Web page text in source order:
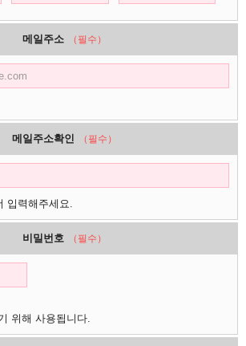
메일주소 （필수）
메일주소확인 （필수）
입력해주세요.
비밀번호 （필수）
위해 사용됩니다.